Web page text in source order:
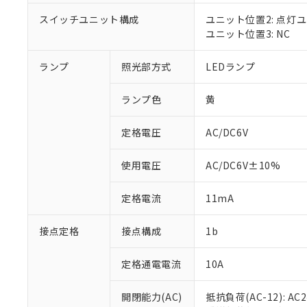
スイッチユニット構成
ユニット位置2: 点灯
ユニット位置3: NC
ランプ 照光部方式 LEDランプ
ランプ色 黄
定格電圧 AC/DC6V
使用電圧 AC/DC6V±10%
定格電流 11mA
接点定格 接点構成 1b
定格通電電流 10A
開閉能力(AC)
抵抗負荷(AC-12):
ご利用条件
本サービス
くものです。
当社制御機
在庫状況お
当社販売員
在庫状況お
ている必要
対応済み：EU
対応予定：EU
対応予定なし：
非該当品：ライセ
仕入先様の事情に
*EU RoHS指令（10物質
鉛(Pb) 1000ppm以下、
六価クロム(Cr(Ⅵ))
フタル酸ビス(2-エチル
ル（DBP） 1000ppm
但し、RoHS指令で産業
フタル酸エステル類の
※2 対応予定月
部品在庫の切り替
※1 中国
「×」：最大均質
「－」：未確認で
Pb(鉛) :1000ppm、 Hg(
DEHP(フタル酸ビス(2-
「ｅ」：有害物質
「10」：通常の使
味します。
当社は、こ
う）を輸出
などの必要
当社は規制
たしません。
記
号
○ 一定数
△ 一定数
－
在庫な
空
受注生